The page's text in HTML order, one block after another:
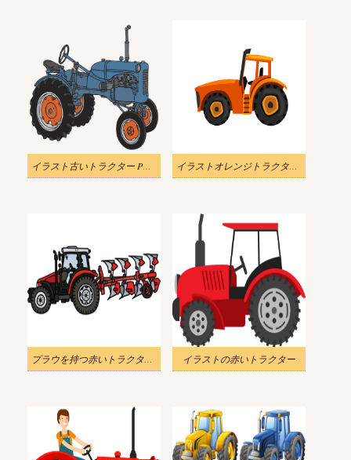
イラスト古いトラクター PNG 透明 イラストオレンジトラクターアイコンpng
プラウを持つ赤いトラクターを示します イラストの赤いトラクター